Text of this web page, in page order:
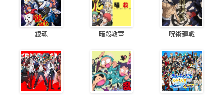
銀魂 暗殺教室 呪術廻戦